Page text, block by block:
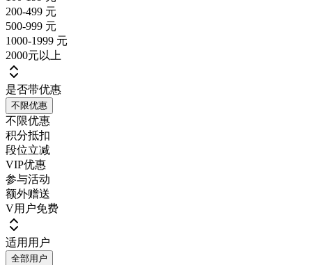
200-499 元
500-999 元
1000-1999 元
2000元以上
是否带优惠
不限优惠
不限优惠
积分抵扣
段位立减
VIP优惠
参与活动
额外赠送
V用户免费
适用用户
全部用户